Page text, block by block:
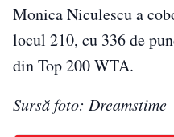
Monica Niculescu a
locul 210, cu 336 de
din Top 200 WTA.
Sursă foto: Dreamstime